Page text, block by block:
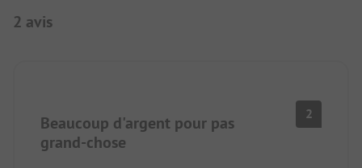
2 avis
Beaucoup d'argent pour pas
grand-chose
2